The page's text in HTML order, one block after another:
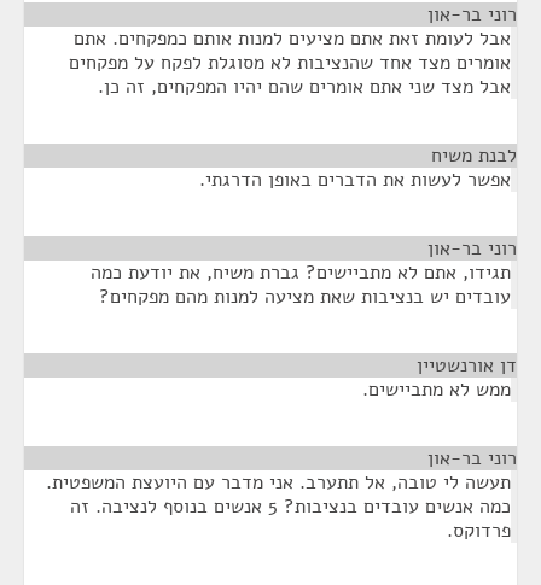
רוני בר-און
אבל לעומת זאת אתם מציעים למנות אותם כמפקחים. אתם
אומרים מצד אחד שהנציבות לא מסוגלת לפקח על מפקחים
אבל מצד שני אתם אומרים שהם יהיו המפקחים, זה כן.
לבנת משיח
אפשר לעשות את הדברים באופן הדרגתי.
רוני בר-און
תגידו, אתם לא מתביישים? גברת משיח, את יודעת כמה
עובדים יש בנציבות שאת מציעה למנות מהם מפקחים?
דן אורנשטיין
ממש לא מתביישים.
רוני בר-און
תעשה לי טובה, אל תתערב. אני מדבר עם היועצת המשפטית.
כמה אנשים עובדים בנציבות? 5 אנשים בנוסף לנציבה. זה
פרדוקס.